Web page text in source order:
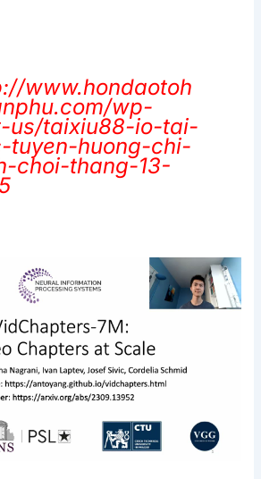
www.hondaotoh
wp-
us/taixiu88-io-tai-
tuyen-huong-chi-
choi-thang-13-